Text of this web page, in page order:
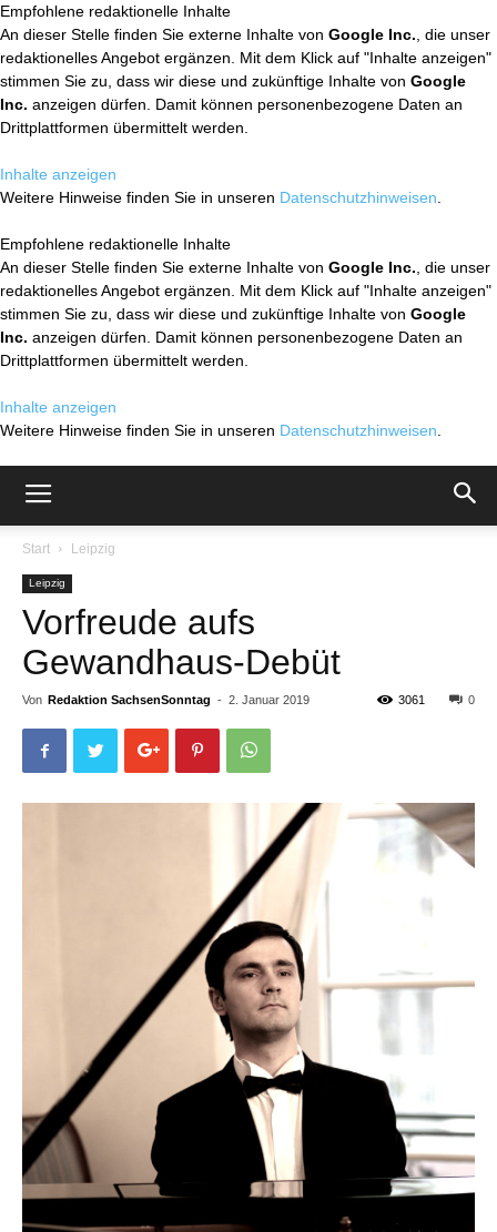
Empfohlene redaktionelle Inhalte
An dieser Stelle finden Sie externe Inhalte von Google Inc. , die unser
redaktionelles Angebot ergänzen. Mit dem Klick auf "Inhalte anzeigen"
stimmen Sie zu, dass wir diese und zukünftige Inhalte von Google
Inc. anzeigen dürfen. Damit können personenbezogene Daten an
Drittplattformen übermittelt werden.
Inhalte anzeigen
Weitere Hinweise finden Sie in unseren Datenschutzhinweisen
Empfohlene redaktionelle Inhalte
An dieser Stelle finden Sie externe Inhalte von Google Inc. , die unser
redaktionelles Angebot ergänzen. Mit dem Klick auf "Inhalte anzeigen"
stimmen Sie zu, dass wir diese und zukünftige Inhalte von Google
Inc. anzeigen dürfen. Damit können personenbezogene Daten an
Drittplattformen übermittelt werden.
Inhalte anzeigen
Weitere Hinweise finden Sie in unseren Datenschutzhinweisen
Start Leipzig
Leipzig
Vorfreude aufs
Gewandhaus-Debüt
Von Redaktion SachsenSonntag - 2. Januar 2019 0
3061